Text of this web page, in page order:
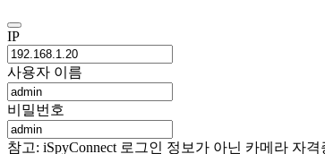
IP
사용자 이름
비밀번호
참고: iSpyConnect 로그인 정보가 아닌 카메라 자